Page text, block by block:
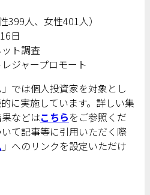
399人、女性401人）
日
ト調査
ジャープロモート
では個人投資家を対象とし
に実施しています。詳しい集
などはこちらをご参照くだ
て記事等に引用いただく際
」へのリンクを設定いただけ